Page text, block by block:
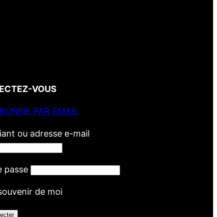
VOUS
PAR EMAIL
ou adresse e-mail
passe
de moi